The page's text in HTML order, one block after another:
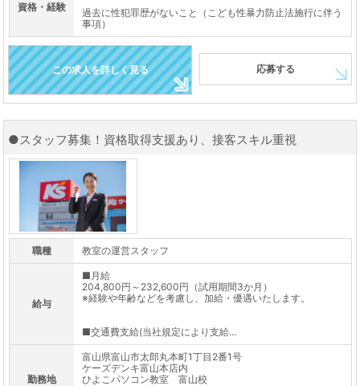
資格・経験
過去に性犯罪歴がないこと（こども性暴力防止法施行に伴う
事項）
この求人を詳しく見る 応募する
●スタッフ募集！資格取得支援あり、接客スキル重視
職種 教室の運営スタッフ
給与
■月給
204,800円～232,600円（試用期間3か月）
※経験や年齢などを考慮し、加給・優遇いたします。
■交通費支給(当社規定により支給...
勤務地
富山県富山市太郎丸本町1丁目2番1号
ケーズデンキ富山本店内
ひよこパソコン教室 富山校